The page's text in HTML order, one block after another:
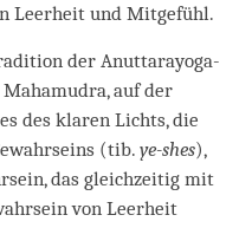
Leerheit und Mitgefühl.
der Anuttarayoga-
auf der
des klaren Lichts, die
(tib.ye-shes),
das gleichzeitig mit
von Leerheit